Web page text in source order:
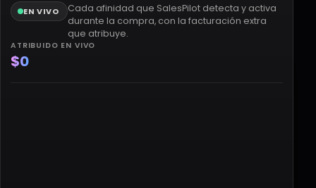
EN VIVO
Cada afinidad que SalesPilot detecta y activa
durante la compra, con la facturación extra
que atribuye.
ATRIBUIDO EN VIVO
$0